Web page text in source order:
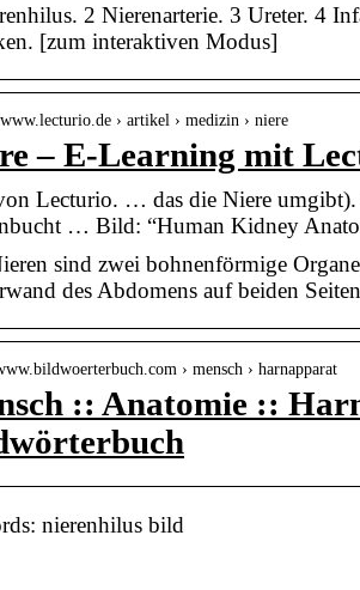
2 Nierenarterie. 3 Ureter. 4
[zum interaktiven Modus]
› artikel › medizin › niere
– E-Learning mit
Lecturio. … das die Niere umgibt).
… Bild: “Human Kidney
sind zwei bohnenförmige
des Abdomens auf beiden
› mensch › harnapparat
:: Anatomie ::
nierenhilus bild